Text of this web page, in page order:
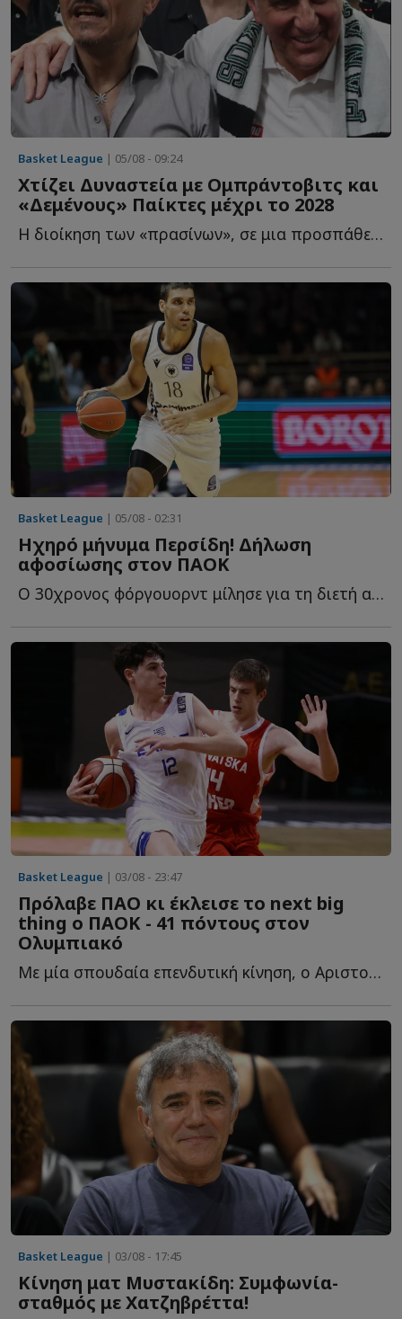
Basket League | 05/08 - 09:24
Χτίζει Δυναστεία με Ομπράντοβιτς και
«Δεμένους» Παίκτες μέχρι το 2028
Η διοίκηση των «πρασίνων», σε μια προσπάθεια να επαναφέρει τ...
Basket League | 05/08 - 02:31
Ηχηρό μήνυμα Περσίδη! Δήλωση
αφοσίωσης στον ΠΑΟΚ
Ο 30χρονος φόργουορντ μίλησε για τη διετή ανανέωση, τ...
Basket League | 03/08 - 23:47
Πρόλαβε ΠΑΟ κι έκλεισε το next big
thing ο ΠΑΟΚ - 41 πόντους στον
Ολυμπιακό
Με μία σπουδαία επενδυτική κίνηση, ο Αριστοτέλης Μυστακίδης κ...
Basket League | 03/08 - 17:45
Κίνηση ματ Μυστακίδη: Συμφωνία-
σταθμός με Χατζηβρέττα!